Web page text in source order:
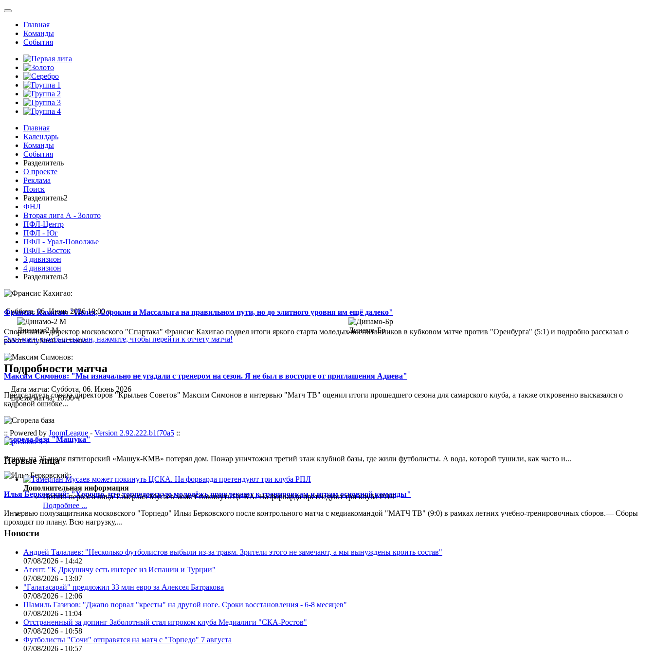
Главная
Команды
События
Главная
Календарь
Команды
События
Разделитель
О проекте
Реклама
Поиск
Разделитель2
ФНЛ
Вторая лига А - Золото
ПФЛ-Центр
ПФЛ - Юг
ПФЛ - Урал-Поволжье
ПФЛ - Восток
3 дивизион
4 дивизион
Разделитель3
Франсис Кахигао: "Полех, Сорокин и Массалыга на правильном пути, но до элитного уровня им ещё далеко"
Спортивный директор московского "Спартака" Франсис Кахигао подвел итоги яркого старта молодых воспитанников в кубковом матче против "Оренбурга" (5:1) и подробно рассказал о
работе клубной системы...
Максим Симонов: "Мы изначально не угадали с тренером на сезон. Я не был в восторге от приглашения Адиева"
Председатель совета директоров "Крыльев Советов" Максим Симонов в интервью "Матч ТВ" оценил итоги прошедшего сезона для самарского клуба, а также откровенно высказался о
кадровой ошибке...
Сгорела база "Машука"
В ночь на 26 июля пятигорский «Машук-КМВ» потерял дом. Пожар уничтожил третий этаж клубной базы, где жили футболисты. А вода, которой тушили, как часто и...
Илья Берковский: "Хорошо, что торпедовскую молодёжь привлекают к тренировкам и играм основной команды"
Интервью полузащитника московского "Торпедо" Ильи Берковского после контрольного матча с медиакомандой "МАТЧ ТВ" (9:0) в рамках летних учебно-тренировочных сборов.— Сборы
проходят по плану. Всю нагрузку,...
Суббота, 06. Июнь 2026 10:00 ч
Динамо-2 М -
Динамо-Бр
Этот матч уже был сыгран, нажмите, чтобы перейти к отчету матча!
Подробности матча
Дата матча: Суббота, 06. Июнь 2026
Время матча: 10:00 ч
:: Powered by JoomLeague - Version 2.92.222.b1f70a5 ::
Первые лица
Дополнительная информация
Цитата первого лица Тамерлан Мусаев может покинуть ЦСКА. На форварда претендуют три клуба РПЛ
Подробнее ...
Новости
Андрей Талалаев: "Несколько футболистов выбыли из-за травм. Зрители этого не замечают, а мы вынуждены кроить состав"
07/08/2026 - 14:42
Агент: "К Дркушичу есть интерес из Испании и Турции"
07/08/2026 - 13:07
"Галатасарай" предложил 33 млн евро за Алексея Батракова
07/08/2026 - 12:06
Шамиль Газизов: "Джапо порвал "кресты" на другой ноге. Сроки восстановления - 6-8 месяцев"
07/08/2026 - 11:04
Отстраненный за допинг Заболотный стал игроком клуба Медиалиги "СКА-Ростов"
07/08/2026 - 10:58
Футболисты "Сочи" отправятся на матч с "Торпедо" 7 августа
07/08/2026 - 10:57